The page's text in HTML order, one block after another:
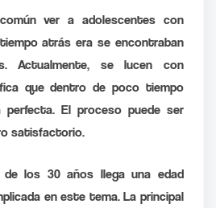
ver a adolescentes con
atrás era se encontraban
Actualmente, se lucen con
que dentro de poco tiempo
perfecta. El proceso puede ser
satisfactorio.
de los 30 años llega una edad
en este tema. La principal